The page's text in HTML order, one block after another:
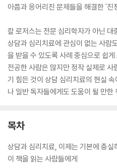
아픔과 응어리진 문제들을 해결한 '진
칼 로저스는 전문 심리학자가 아닌
상담과 심리치료에 관심이 없는 사람
을 받을 수 있도록 사례 중심으로 쉽
전공한 사람은 많지만 정작 실제로
기 힘든 것이 상담 심리치료의 현실
나 일반 독자들에게도 도움이 될 만한
목차
상담과 심리치료, 이제는 기본에 충실
이 책을 읽는 사람들에게